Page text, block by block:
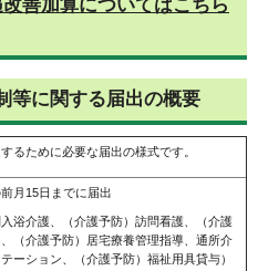
善加算についてはこちら
等に関する届出の概要
るために必要な届出の様式です。
月15日までに届出
浴介護、（介護予防）訪問看護、（介護
（介護予防）居宅療養管理指導、通所介
ーション、（介護予防）福祉用具貸与）